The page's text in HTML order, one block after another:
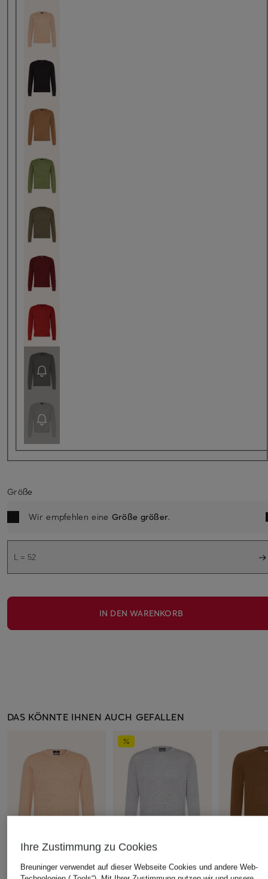
Größe
Wir empfehlen eine Größe größer.
L = 52
IN DEN WARENKORB
DAS KÖNNTE IHNEN AUCH GEFALLEN
Ihre Zustimmung zu Cookies
Breuninger verwendet auf dieser Webseite Cookies und andere Web-